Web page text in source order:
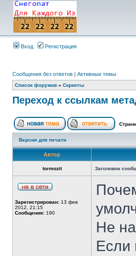
Вход Регистрация
Сообщения без ответов | Активные темы
Список форумов » Скрипты
Переход к ссылкам
Версия для печати
Автор
tormozit Заголовок
Зарегистрирован: 13 фев
2012, 21:15
Сообщения: 190
Не
Если